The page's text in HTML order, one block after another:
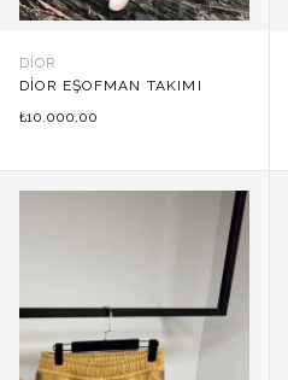
DIOR
DIOR EŞOFMAN TAKIMI
₺10.000,00